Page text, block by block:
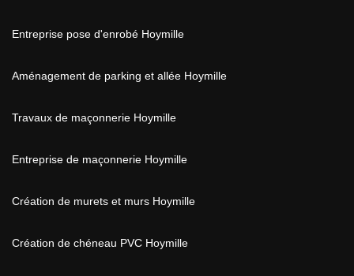
Entreprise pose d'enrobé Hoymille
Aménagement de parking et allée Hoymille
Travaux de maçonnerie Hoymille
Entreprise de maçonnerie Hoymille
Création de murets et murs Hoymille
Création de chéneau PVC Hoymille